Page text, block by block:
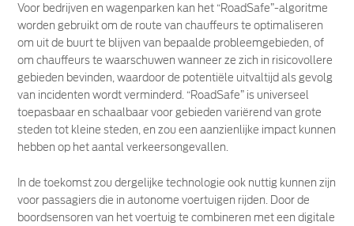
Voor bedrijven en wagenparken kan het “RoadSafe”-algoritme
worden gebruikt om de route van chauffeurs te optimaliseren
om uit de buurt te blijven van bepaalde probleemgebieden, of
om chauffeurs te waarschuwen wanneer ze zich in risicovollere
gebieden bevinden, waardoor de potentiële uitvaltijd als gevolg
van incidenten wordt verminderd. “RoadSafe” is universeel
toepasbaar en schaalbaar voor gebieden variërend van grote
steden tot kleine steden, en zou een aanzienlijke impact kunnen
hebben op het aantal verkeersongevallen.
In de toekomst zou dergelijke technologie ook nuttig kunnen zijn
voor passagiers die in autonome voertuigen rijden. Door de
boordsensoren van het voertuig te combineren met een digitale